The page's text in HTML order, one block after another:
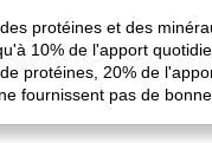
protéines et des
10% de l'apport
protéines, 20% de
fournissent pas de